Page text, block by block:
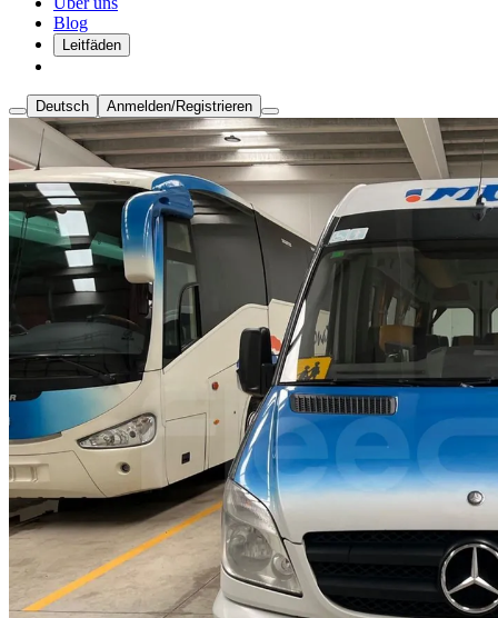
Blog
Leitfäden
Deutsch Anmelden/Registrieren